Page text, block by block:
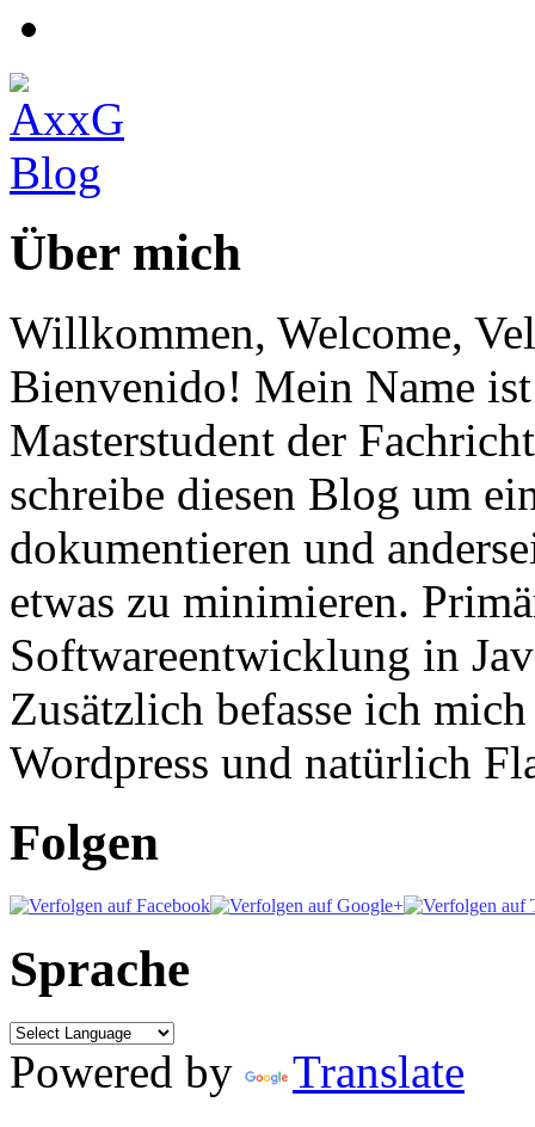
Über mich
Willkommen, Welcome,
Bienvenido! Mein Name
Masterstudent der
schreibe diesen Blog um
dokumentieren und
etwas zu minimieren.
Softwareentwicklung in
Zusätzlich befasse ich
Wordpress und natürlich
Folgen
Sprache
Powered by Translate